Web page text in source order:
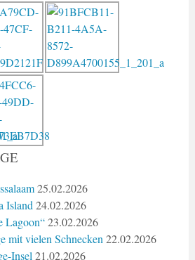
25.02.2026
Island 24.02.2026
Lagoon“ 23.02.2026
mit vielen Schnecken 22.02.2026
Insel 21.02.2026